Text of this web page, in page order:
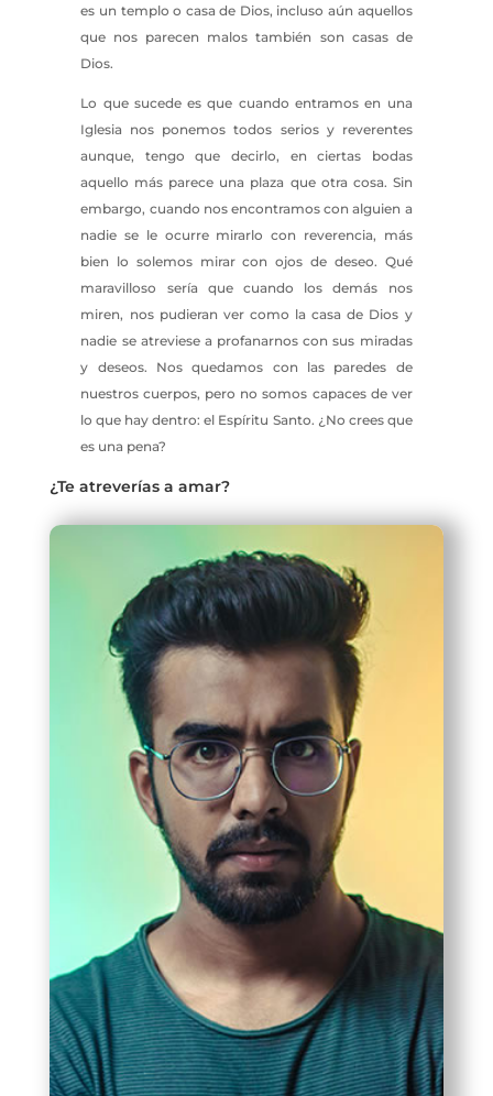
es un templo o casa de Dios, incluso aún aquellos
que nos parecen malos también son casas de
Dios.
Lo que sucede es que cuando entramos en una
Iglesia nos ponemos todos serios y reverentes
aunque, tengo que decirlo, en ciertas bodas
aquello más parece una plaza que otra cosa. Sin
embargo, cuando nos encontramos con alguien a
nadie se le ocurre mirarlo con reverencia, más
bien lo solemos mirar con ojos de deseo. Qué
maravilloso sería que cuando los demás nos
miren, nos pudieran ver como la casa de Dios y
nadie se atreviese a profanarnos con sus miradas
y deseos. Nos quedamos con las paredes de
nuestros cuerpos, pero no somos capaces de ver
lo que hay dentro: el Espíritu Santo. ¿No crees que
es una pena?
¿Te atreverías a amar?